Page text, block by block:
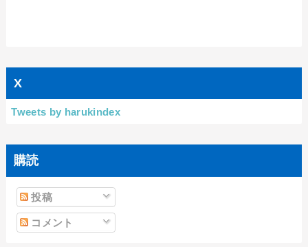
X
Tweets by harukindex
購読
投稿
コメント